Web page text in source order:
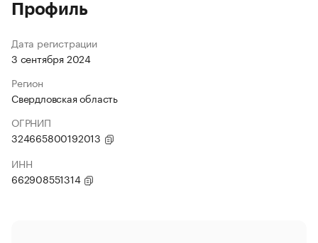
Профиль
Дата регистрации
3 сентября 2024
Регион
Свердловская область
ОГРНИП
324665800192013
ИНН
662908551314